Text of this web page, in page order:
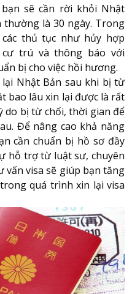
sẽ cần rời khỏi Nhật
là 30 ngày. Trong
thủ tục như hủy hợp
trú và thông báo với
bị cho việc hồi hương.
Nhật Bản sau khi bị từ
bao lâu xin lại được là rất
do bị từ chối, thời gian để
Để nâng cao khả năng
cần chuẩn bị hồ sơ đầy
hỗ trợ từ luật sư, chuyên
vấn visa sẽ giúp bạn tăng
quá trình xin lại visa